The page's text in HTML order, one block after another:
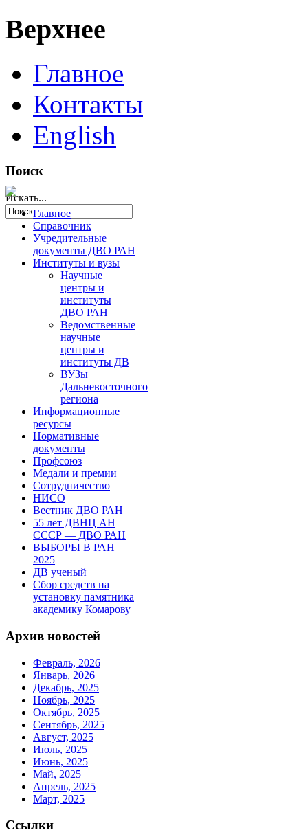
Верхнее
Главное
Контакты
English
Поиск
Искать...
Главное
Справочник
Учредительные
документы ДВО РАН
Институты и вузы
Научные
центры и
институты
ДВО РАН
Ведомственные
научные
центры и
институты ДВ
ВУЗы
Дальневосточного
региона
Информационные
ресурсы
Нормативные
документы
Профсоюз
Медали и премии
Сотрудничество
НИСО
Вестник ДВО РАН
55 лет ДВНЦ АН
СССР — ДВО РАН
ВЫБОРЫ В РАН
2025
ДВ ученый
Сбор средств на
установку памятника
академику Комарову
Архив новостей
Февраль, 2026
Январь, 2026
Декабрь, 2025
Ноябрь, 2025
Октябрь, 2025
Сентябрь, 2025
Август, 2025
Июль, 2025
Июнь, 2025
Май, 2025
Апрель, 2025
Март, 2025
Ссылки